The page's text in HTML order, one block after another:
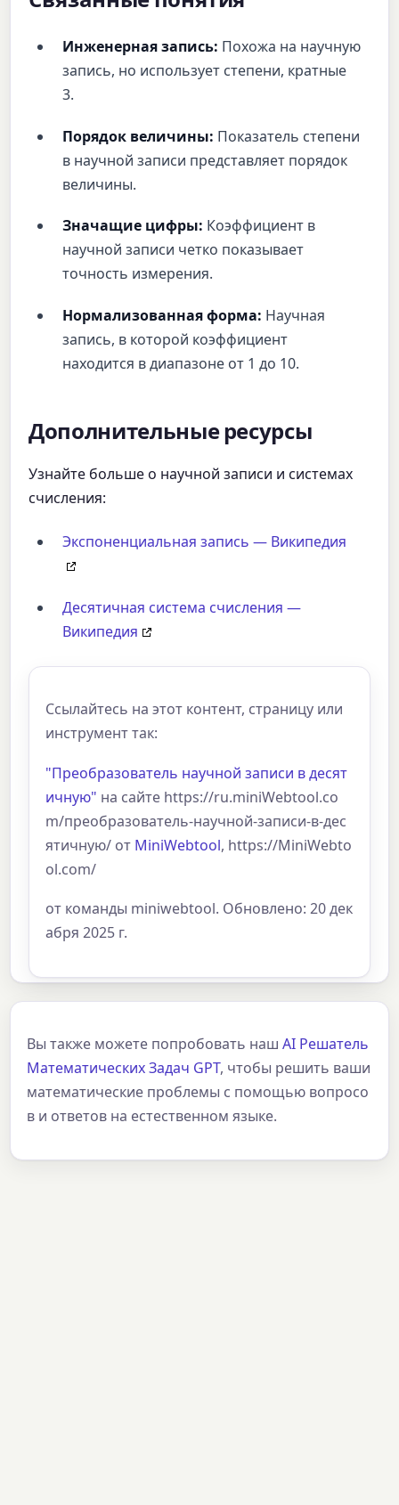
Инженерная запись: Похожа на научную
запись, но использует степени, кратные
3.
Порядок величины: Показатель степени
в научной записи представляет порядок
величины.
Значащие цифры: Коэффициент в
научной записи четко показывает
точность измерения.
Нормализованная форма: Научная
запись, в которой коэффициент
находится в диапазоне от 1 до 10.
Дополнительные ресурсы
Узнайте больше о научной записи и системах
счисления:
Экспоненциальная запись — Википедия
Десятичная система счисления —
Википедия
Ссылайтесь на этот контент, страницу или
инструмент так:
"Преобразователь научной записи в десят
ичную" на сайте https://ru.miniWebtool.co
m/преобразователь-научной-записи-в-дес
ятичную/ от MiniWebtool, https://MiniWebto
ol.com/
от команды miniwebtool. Обновлено: 20 дек
абря 2025 г.
Вы также можете попробовать нашAI Решатель
Математических Задач GPT, чтобы решить ваши
математические проблемы с помощью вопросо
в и ответов на естественном языке.